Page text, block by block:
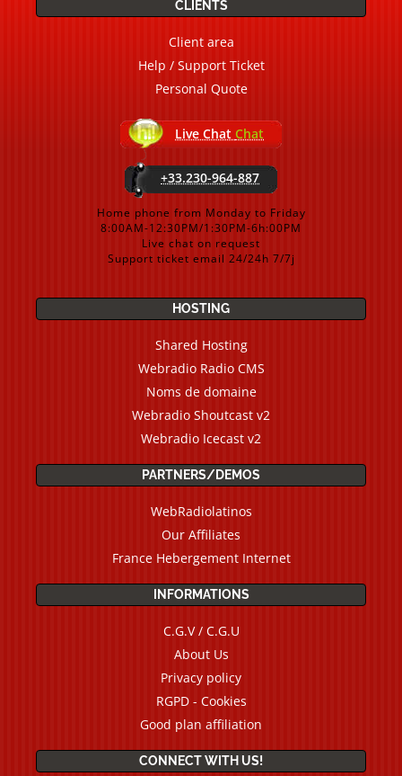
CLIENTS
Client area
Help / Support Ticket
Personal Quote
Live Chat Chat
+33.230-964-887
Home phone from Monday to Friday
8:00AM-12:30PM/1:30PM-6h:00PM
Live chat on request
Support ticket email 24/24h 7/7j
HOSTING
Shared Hosting
Webradio Radio CMS
Noms de domaine
Webradio Shoutcast v2
Webradio Icecast v2
PARTNERS/DEMOS
WebRadiolatinos
Our Affiliates
France Hebergement Internet
INFORMATIONS
C.G.V / C.G.U
About Us
Privacy policy
RGPD - Cookies
Good plan affiliation
CONNECT WITH US!